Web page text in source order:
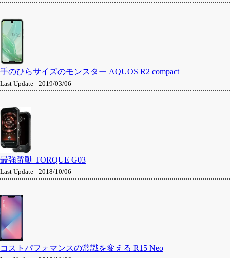
手のひらサイズのモンスター AQUOS R2 compact
Last Update - 2019/03/06
最強躍動 TORQUE G03
Last Update - 2018/10/06
コストパフォマンスの常識を変える R15 Neo